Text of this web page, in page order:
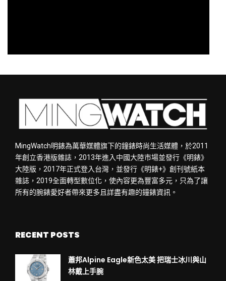
MingWatch明錶為萬華媒體旗下的鐘錶時尚生活媒體，於2011
年創立香港版雜誌，2013年進入中國大陸市場並發行《明錶》
大陸版，2017年正式登入台灣，並發行《明錶+》創刊號紙本
雜誌，2019全面轉型數位化，使內容更為豐富多元，只為了讓
所有的腕錶愛好者帶來更多且詳盡有趣的鐘錶資訊。
RECENT POSTS
蕭邦Alpine Eagle新色太美 把瑞士冰川與山
林戴上手腕